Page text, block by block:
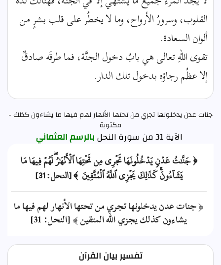
القلوب، وسرورُ الأرواح، وما لا يخطُر على قلب بشرٍ من
ألوان السعادة.
تقوى اللهِ تعالى هي بابُ دخول الجنَّة، فما طرقَه صادقٌ
إلا عظُم رجاؤه بدخول تلك الدار.
جنات عدن يدخلونها تجري من تحتها الأنهار لهم فيها ما يشاءون كذلك -
مكتوبة
الآية 31 من سورة النحل بالرسم العثماني
﴿ جَنَّٰتُ عَدۡنٖ يَدۡخُلُونَهَا تَجۡرِي مِن تَحۡتِهَا ٱلۡأَنۡهَٰرُۖ لَهُمۡ فِيهَا مَا
يَشَآءُونَۚ كَذَٰلِكَ يَجۡزِي ٱللَّهُ ٱلۡمُتَّقِينَ ﴾ [النحل: 31]
﴿ جنات عدن يدخلونها تجري من تحتها الأنهار لهم فيها ما
يشاءون كذلك يجزي الله المتقين ﴾ [النحل: 31]
تفسير بيان القرآن